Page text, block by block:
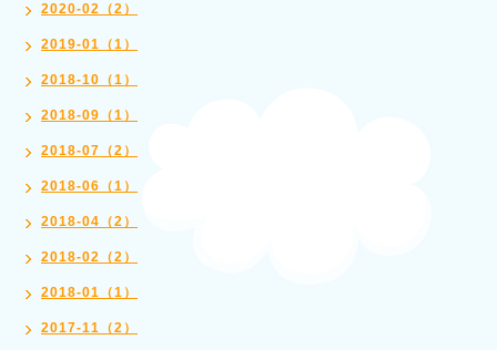
2020-02（2）
2019-01（1）
2018-10（1）
2018-09（1）
2018-07（2）
2018-06（1）
2018-04（2）
2018-02（2）
2018-01（1）
2017-11（2）